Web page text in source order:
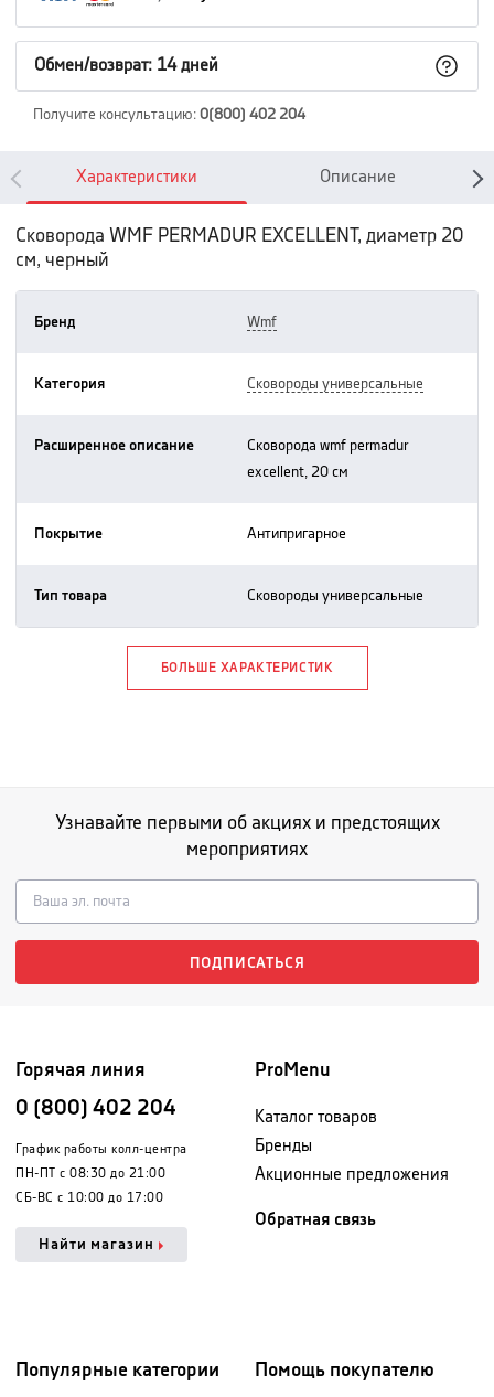
Обмен/возврат: 14 дней
Получите консультацию: 0(800) 402 204
Характеристики Описание
Сковорода WMF PERMADUR EXCELLENT, диаметр 20
см, черный
Бренд wmf
Категория сковороды универсальные
Расширенное описание
сковорода wmf permadur
excellent, 20 см
Покрытие антипригарное
Тип товара сковороды универсальные
БОЛЬШЕ ХАРАКТЕРИСТИК
Узнавайте первыми об акциях и предстоящих
мероприятиях
ПОДПИСАТЬСЯ
Горячая линия
0 (800) 402 204
График работы колл-центра
ПН-ПТ с 08:30 до 21:00
СБ-ВС с 10:00 до 17:00
Найти магазин
ProMenu
Каталог товаров
Бренды
Акционные предложения
Обратная связь
Популярные категории Помощь покупателю